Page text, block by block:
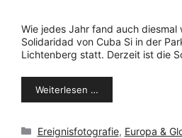
Wie jedes Jahr fand auch diesmal
Solidaridad von Cuba Si in der
Lichtenberg statt. Derzeit ist die
Weiterlesen …
Kategorien
Ereignisfotografie, Europa &